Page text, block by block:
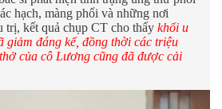
hạch, màng phổi và những nơi
trị, kết quả chụp CT cho thấy khối u
giảm đáng kể, đồng thời các triệu
của cô Lương cũng đã được cải